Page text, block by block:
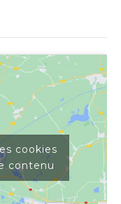
cookies
contenu